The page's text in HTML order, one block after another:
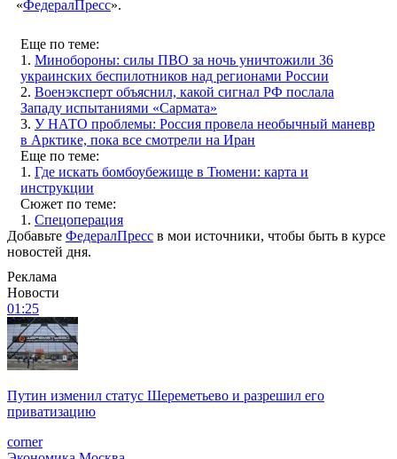
«ФедералПресс».
Еще по теме:
1. Минобороны: силы ПВО за ночь уничтожили 36
украинских беспилотников над регионами России
2. Военэксперт объяснил, какой сигнал РФ послала
Западу испытаниями «Сармата»
3. У НАТО проблемы: Россия провела необычный маневр
в Арктике, пока все смотрели на Иран
Еще по теме:
1. Где искать бомбоубежище в Тюмени: карта и
инструкции
Сюжет по теме:
1. Спецоперация
Добавьте ФедералПресс в мои источники, чтобы быть в курсе
новостей дня.
Реклама
Новости
01:25
Путин изменил статус Шереметьево и разрешил его
приватизацию
corner